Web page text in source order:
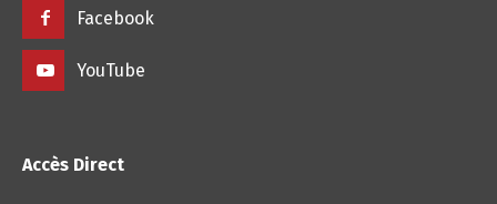
Facebook
YouTube
Accès Direct